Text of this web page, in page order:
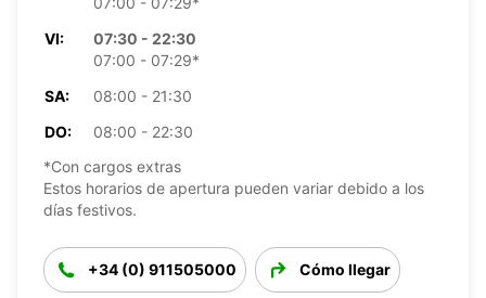
VI:
07:30 - 22:30
07:00 - 07:29*
SA:
08:00 - 21:30
DO:
08:00 - 22:30
*Con cargos extras
Estos horarios de apertura pueden variar debido a los
días festivos.
+34 (0) 911505000 Cómo llegar